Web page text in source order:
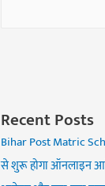
Recent Posts
Bihar Post Matric
से शुरू होगा ऑनलाइन